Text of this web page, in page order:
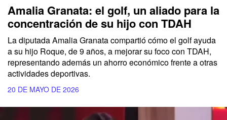
Amalia Granata: el golf, un aliado para la
concentración de su hijo con TDAH
La diputada Amalia Granata compartió cómo el golf ayuda
a su hijo Roque, de 9 años, a mejorar su foco con TDAH,
representando además un ahorro económico frente a otras
actividades deportivas.
20 DE MAYO DE 2026